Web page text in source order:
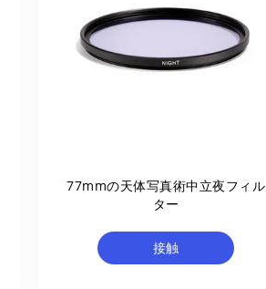
77mmの天体写真術中立夜フィル
ター
接触